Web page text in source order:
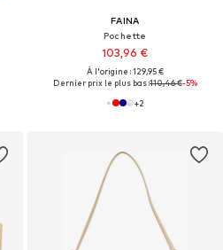
FAINA
Pochette
103,96 €
À l'origine : 129,95 €
Dernier prix le plus bas :110,46 €-5%
+2